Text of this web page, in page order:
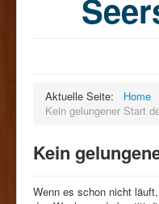
Teams
Kontakt
Förderkreis
Aktuelle Seite: Home
Kein gelungener Start
Kein
Wenn es schon nicht